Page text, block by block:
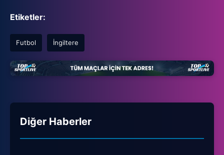
Etiketler:
Futbol İngiltere
Diğer Haberler